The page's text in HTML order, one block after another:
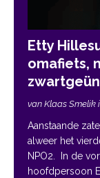
Etty
omafiets,
van Klaas Smelik
Aanstaande
alweer het
NPO2. In de
hoofdpersoon